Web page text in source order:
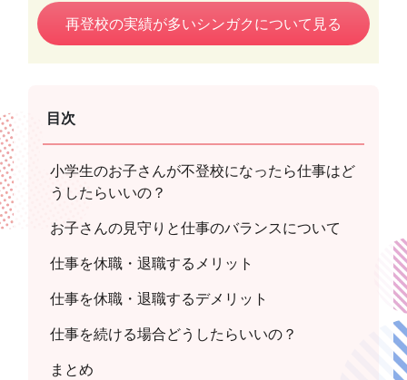
再登校の実績が多いシンガクについて見る
目次
小学生のお子さんが不登校になったら仕事はど
うしたらいいの？
お子さんの見守りと仕事のバランスについて
仕事を休職・退職するメリット
仕事を休職・退職するデメリット
仕事を続ける場合どうしたらいいの？
まとめ